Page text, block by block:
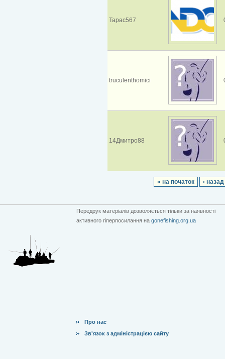
Тарас567
truculenthomici
14Дмитро88
« на початок ‹ назад
Передрук матеріалів дозволяється тільки за наявності
активного гіперпосилання на gonefishing.org.ua
Про нас
Зв'язок з адміністрацією сайту